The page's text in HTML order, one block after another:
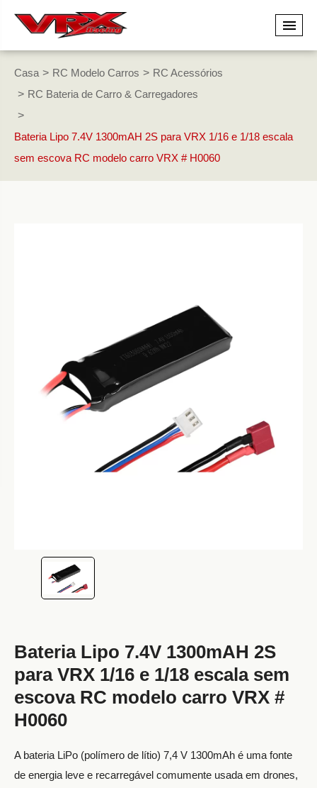
Casa RC Modelo Carros
RC Acessórios
RC Bateria de Carro & Carregadores
Bateria Lipo 7.4V 1300mAH 2S para VRX 1/16 e 1/18 escala
sem escova RC modelo carro VRX # H0060
Bateria Lipo 7.4V 1300mAH 2S
para VRX 1/16 e 1/18 escala sem
escova RC modelo carro VRX #
H0060
A bateria LiPo (polímero de lítio) 7,4 V 1300mAh é uma fonte
de energia leve e recarregável comumente usada em drones,